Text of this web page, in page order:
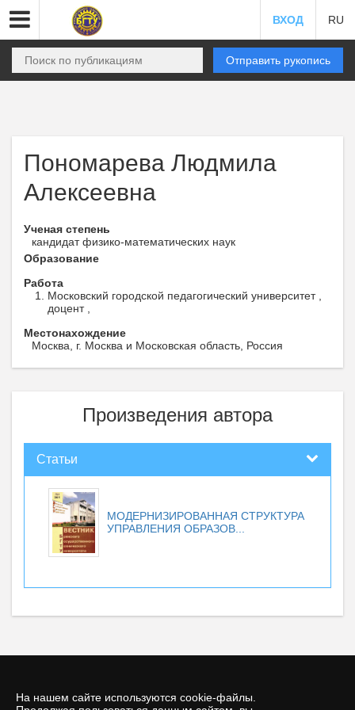
На нашем сайте используются cookie-файлы.
ВХОД RU
Отправить рукопись
Пономарева Людмила
Алексеевна
Ученая степень
кандидат физико-математических наук
Образование
Работа
Московский городской педагогический университет ,
доцент ,
Местонахождение
Москва, г. Москва и Московская область, Россия
Произведения автора
Статьи
МОДЕРНИЗИРОВАННАЯ СТРУКТУРА
УПРАВЛЕНИЯ ОБРАЗОВ...